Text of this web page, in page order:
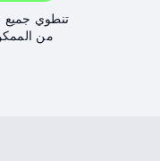
تنطوي جميع
من